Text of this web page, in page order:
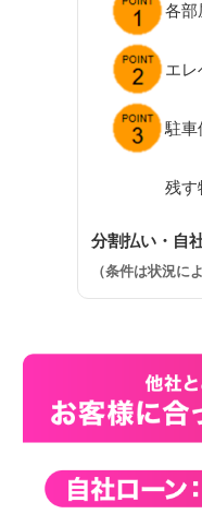
各部
エレ
駐車
残す
分割払い・自
（条件は状況に